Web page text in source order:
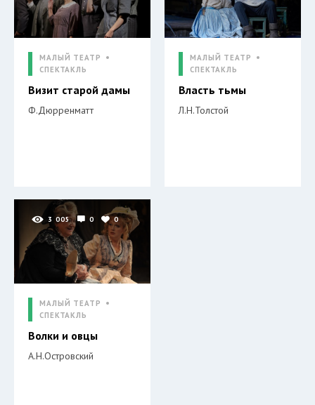
МАЛЫЙ ТЕАТР
СПЕКТАКЛЬ
Визит старой дамы
Ф.Дюрренматт
МАЛЫЙ ТЕАТР
СПЕКТАКЛЬ
Власть тьмы
Л.Н.Толстой
3 005 0 0
МАЛЫЙ ТЕАТР
СПЕКТАКЛЬ
Волки и овцы
А.Н.Островский